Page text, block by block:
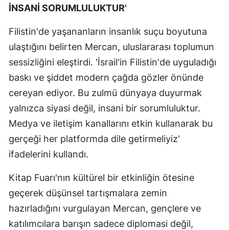
İNSANİ SORUMLULUKTUR'
Filistin'de yaşananların insanlık suçu boyutuna
ulaştığını belirten Mercan, uluslararası toplumun
sessizliğini eleştirdi. 'İsrail'in Filistin'de uyguladığı
baskı ve şiddet modern çağda gözler önünde
cereyan ediyor. Bu zulmü dünyaya duyurmak
yalnızca siyasi değil, insani bir sorumluluktur.
Medya ve iletişim kanallarını etkin kullanarak bu
gerçeği her platformda dile getirmeliyiz'
ifadelerini kullandı.
Kitap Fuarı'nın kültürel bir etkinliğin ötesine
geçerek düşünsel tartışmalara zemin
hazırladığını vurgulayan Mercan, gençlere ve
katılımcılara barışın sadece diplomasi değil,